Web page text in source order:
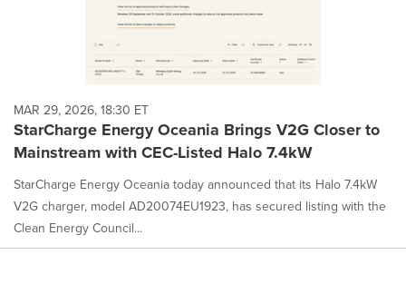
MAR 29, 2026, 18:30 ET
StarCharge Energy Oceania Brings V2G Closer to
Mainstream with CEC-Listed Halo 7.4kW
StarCharge Energy Oceania today announced that its Halo 7.4kW
V2G charger, model AD20074EU1923, has secured listing with the
Clean Energy Council...